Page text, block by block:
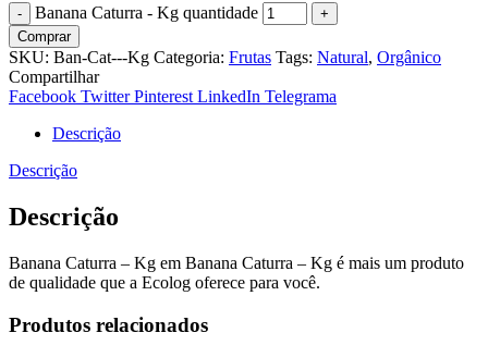
Banana Caturra - Kg quantidade
Comprar
SKU: Ban-Cat---Kg Categoria: Frutas Tags: Natural, Orgânico
Compartilhar
Facebook Twitter Pinterest LinkedIn Telegrama
Descrição
Descrição
Descrição
Banana Caturra – Kg em Banana Caturra – Kg é mais um produto
de qualidade que a Ecolog oferece para você.
Produtos relacionados